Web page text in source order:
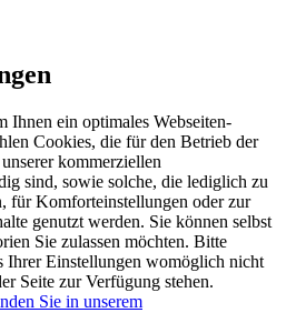
Ihnen ein optimales Webseiten-
Cookies, die für den Betrieb der
kommerziellen
sind, sowie solche, die lediglich zu
für Komforteinstellungen oder zur
genutzt werden. Sie können selbst
Sie zulassen möchten. Bitte
Ihrer Einstellungen womöglich nicht
Seite zur Verfügung stehen.
Sie in unserem